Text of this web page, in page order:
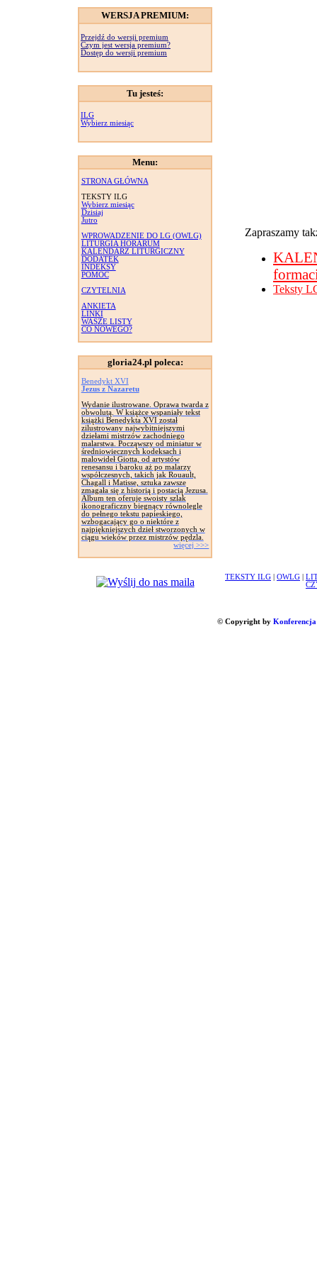
WERSJA PREMIUM:
Przejdź do wersji premium
Czym jest wersja premium?
Dostęp do wersji premium
Tu jesteś:
ILG
Wybierz miesiąc
Menu:
STRONA GŁÓWNA
TEKSTY ILG
Wybierz miesiąc
Dzisiaj
Jutro
WPROWADZENIE DO LG (OWLG)
LITURGIA HORARUM
KALENDARZ LITURGICZNY
DODATEK
INDEKSY
POMOC
CZYTELNIA
ANKIETA
LINKI
WASZE LISTY
CO NOWEGO?
gloria24.pl poleca:
Benedykt XVI
Jezus z Nazaretu
Wydanie ilustrowane. Oprawa twarda z
obwolutą. W książce wspaniały tekst
książki Benedykta XVI został
zilustrowany najwybitniejszymi
dziełami mistrzów zachodniego
malarstwa. Począwszy od miniatur w
średniowiecznych kodeksach i
malowideł Giotta, od artystów
renesansu i baroku aż po malarzy
współczesnych, takich jak Rouault,
Chagall i Matisse, sztuka zawsze
zmagała się z historią i postacią Jezusa.
Album ten oferuje swoisty szlak
ikonograficzny biegnący równolegle
do pełnego tekstu papieskiego,
wzbogacający go o niektóre z
najpiękniejszych dzieł stworzonych w
ciągu wieków przez mistrzów pędzla.
więcej >>>
Zapraszamy
Teksty
TEKSTY ILG OWLG
© Copyright by Konferencja